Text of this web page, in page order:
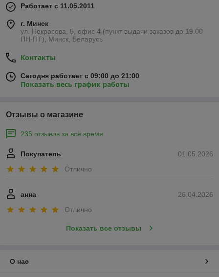
Работает с 11.05.2011
г. Минск
ул. Некрасова, 5, офис 4 (пункт выдачи заказов до 19.00
ПН-ПТ), Минск, Беларусь
Контакты
Сегодня работает с 09:00 до 21:00
Показать весь график работы
Отзывы о магазине
235 отзывов за всё время
01.05.2026
Покупатель
Отлично
26.04.2026
анна
Отлично
Показать все отзывы
О нас